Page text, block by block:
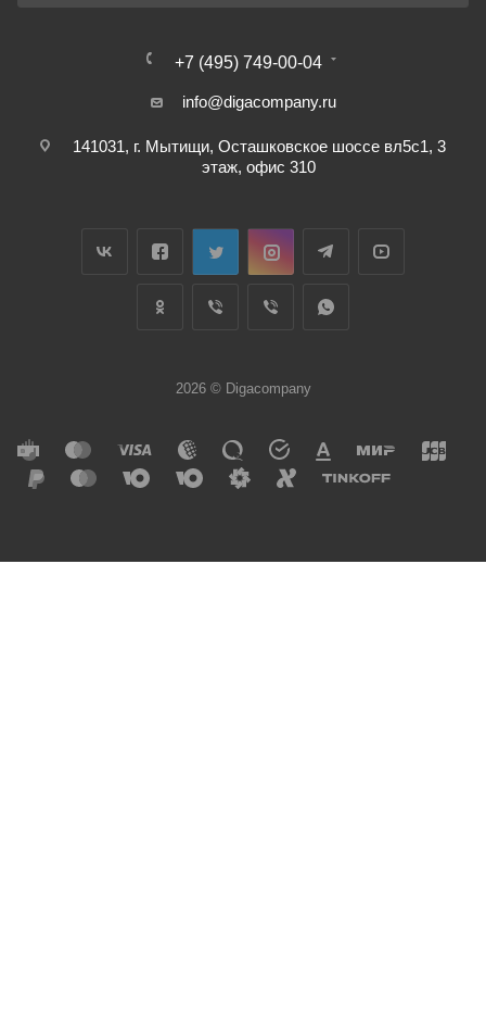
+7 (495) 749-00-04
info@digacompany.ru
141031, г. Мытищи, Осташковское шоссе вл5с1, 3
этаж, офис 310
2026 © Digacompany